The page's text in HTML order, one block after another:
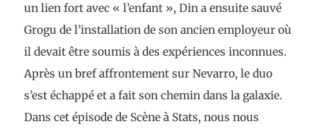
un lien fort avec « l’enfant », Din a ensuite sauvé
Grogu de l’installation de son ancien employeur où
il devait être soumis à des expériences inconnues.
Après un bref affrontement sur Nevarro, le duo
s’est échappé et a fait son chemin dans la galaxie.
Dans cet épisode de Scène à Stats, nous nous